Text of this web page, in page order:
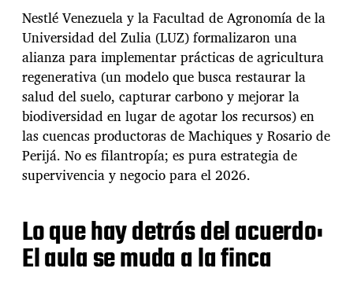
d
e
l
a
e
n
t
r
a
d
a
e
s
t
l
é
y
L
U
Z
a
c
t
a
n
p
Nestlé Venezuela y la Facultad de Agronomía de la
Universidad del Zulia (LUZ) formalizaron una
alianza para implementar prácticas de agricultura
regenerativa (un modelo que busca restaurar la
salud del suelo, capturar carbono y mejorar la
biodiversidad en lugar de agotar los recursos) en
las cuencas productoras de Machiques y Rosario de
Perijá. No es filantropía; es pura estrategia de
supervivencia y negocio para el 2026.
Lo que hay detrás del acuerdo:
El aula se muda a la finca